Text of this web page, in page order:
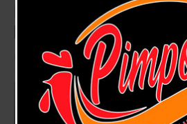
PDI detuvo a pareja
hacer “tour delictual”
16 octubre, 2018 La Calera